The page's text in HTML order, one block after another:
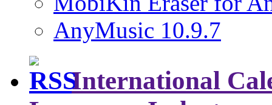
AnyMusic 10.9.7
International